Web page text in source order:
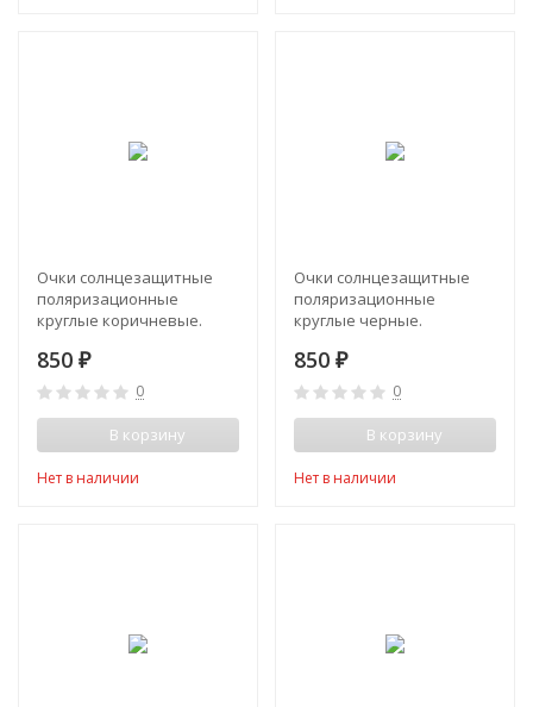
Очки солнцезащитные
поляризационные
круглые коричневые.
850 ₽
0
В корзину
Нет в наличии
Очки солнцезащитные
поляризационные
круглые черные.
850 ₽
0
В корзину
Нет в наличии